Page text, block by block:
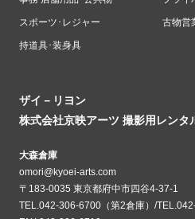
スポーツ･レジャー
持道具･装身具
古物営
ザイ－リヨン
株式会社京映アーツ 撮影用レンタ
大森倉庫
omori@kyoei-arts.com
〒183-0035 東京都府中市四谷4-37-1
TEL.042-306-6700（第2倉庫）/